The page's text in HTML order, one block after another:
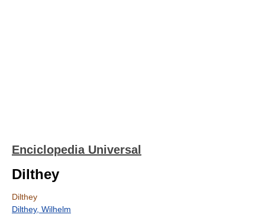
Enciclopedia Universal
Dilthey
Dilthey
Dilthey, Wilhelm